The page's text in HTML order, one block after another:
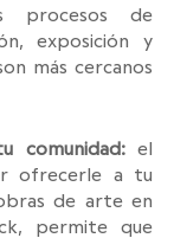
procesos de
exposición y
más cercanos
comunidad: el
ofrecerle a tu
de arte en
permite que